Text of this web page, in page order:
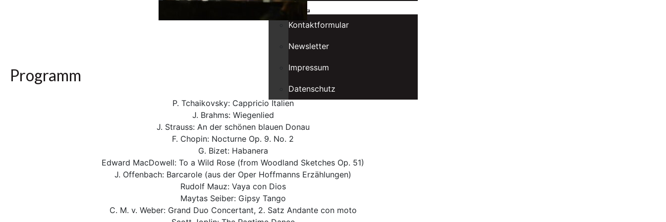
Kontakt
Kontaktformular
Newsletter
Impressum
Datenschutz
Programm
P. Tchaikovsky: Cappricio Italien
J. Brahms: Wiegenlied
J. Strauss: An der schönen blauen Donau
F. Chopin: Nocturne Op. 9. No. 2
G. Bizet: Habanera
Edward MacDowell: To a Wild Rose (from Woodland Sketches Op. 51)
J. Offenbach: Barcarole (aus der Oper Hoffmanns Erzählungen)
Rudolf Mauz: Vaya con Dios
Maytas Seiber: Gipsy Tango
C. M. v. Weber: Grand Duo Concertant, 2. Satz Andante con moto